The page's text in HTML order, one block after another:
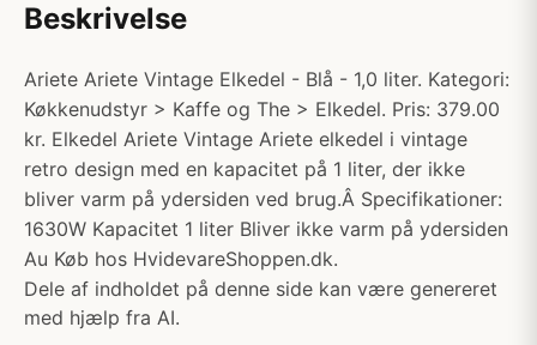
Beskrivelse
Ariete Ariete Vintage Elkedel - Blå - 1,0 liter. Kategori:
Køkkenudstyr > Kaffe og The > Elkedel. Pris: 379.00
kr. Elkedel Ariete Vintage Ariete elkedel i vintage
retro design med en kapacitet på 1 liter, der ikke
bliver varm på ydersiden ved brug.Â Specifikationer:
1630W Kapacitet 1 liter Bliver ikke varm på ydersiden
Au Køb hos HvidevareShoppen.dk.
Dele af indholdet på denne side kan være genereret
med hjælp fra AI.